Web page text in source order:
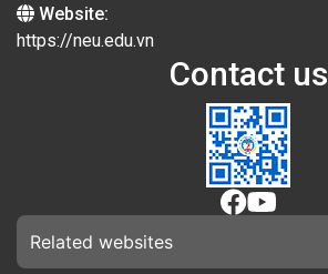
Website:
https://neu.edu.vn
Contact us
Related websites